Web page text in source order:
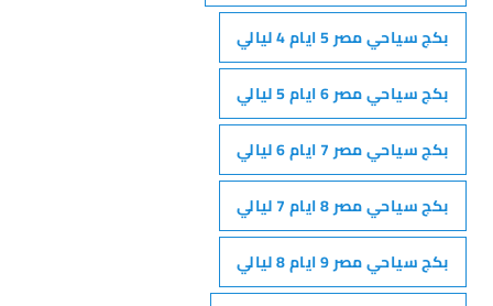
بكج سياحي مصر 5 ايام 4 ليالي
بكج سياحي مصر 6 ايام 5 ليالي
بكج سياحي مصر 7 ايام 6 ليالي
بكج سياحي مصر 8 ايام 7 ليالي
بكج سياحي مصر 9 ايام 8 ليالي